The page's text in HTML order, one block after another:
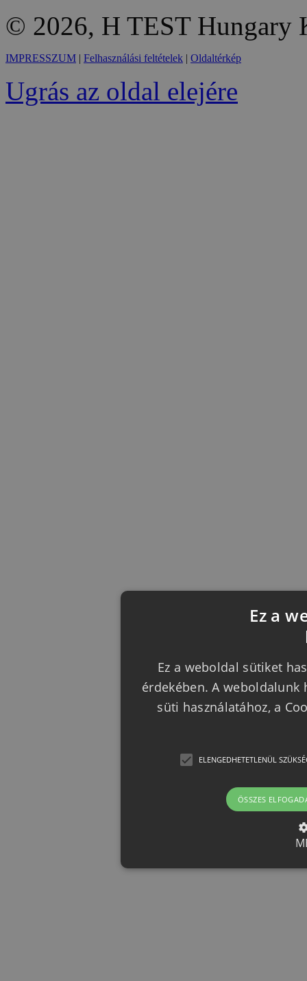
© 2026, H TEST Hungary
IMPRESSZUM | Felhasználási feltételek | Oldaltérkép
Ugrás az oldal elejére
Ez a
Ez a weboldal sütiket
érdekében. A weboldalunk
süti használatához, a
ELENGEDHETETLENÜL
ÖSSZES